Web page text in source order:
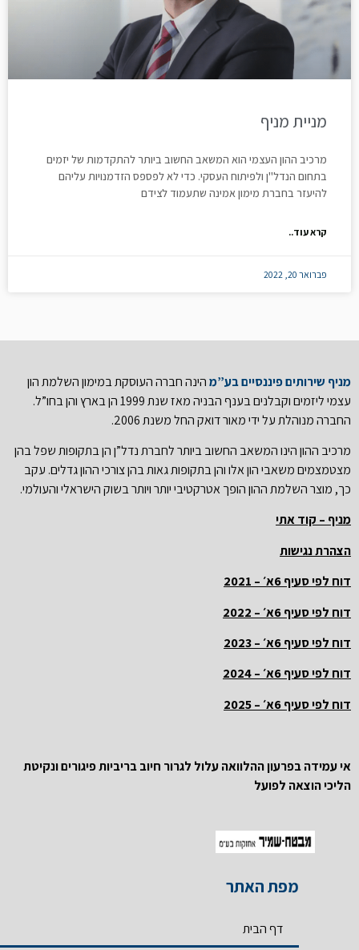
מניית מניף
מרכיב ההון העצמי הוא המשאב החשוב ביותר להתקדמות של יזמים
בתחום הנדל"ן ולפיתוח העסקי. כדי לא לפספס הזדמנויות עליהם
להיעזר בחברת מימון אמינה שתעמוד לצידם
קרא עוד..
פברואר 20, 2022
מניף שירותים פיננסיים בע”מהינה חברה העוסקת במימון השלמת הון
עצמי ליזמים וקבלנים בענף הבניה מאז שנת 1999 הן בארץ והן בחו”ל.
החברה מנוהלת על ידי מאור דואק החל משנת 2006.
מרכיב ההון הינו המשאב החשוב ביותר לחברת נדל”ן הן בתקופות שפל בהן
מצטמצמים משאבי הון אלו והן בתקופות גאות בהן צורכי ההון גדלים. עקב
כך, מוצר השלמת ההון הופך אטרקטיבי יותר ויותר בשוק הישראלי והעולמי.
מניף – קוד אתי
הצהרת נגישות
דוח לפי סעיף 6א׳ – 2021
דוח לפי סעיף 6א׳ – 2022
דוח לפי סעיף 6א׳ – 2023
דוח לפי סעיף 6א׳ – 2024
דוח לפי סעיף 6א׳ – 2025
אי עמידה בפרעון ההלוואה עלול לגרור חיוב בריביות פיגורים ונקיטת
הליכי הוצאה לפועל
מפת האתר
דף הבית